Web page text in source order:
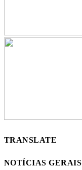
TRANSLATE
NOTÍCIAS GERAIS